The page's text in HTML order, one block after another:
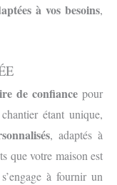
à vos besoins,
de confiancepour
étant unique,
, adaptés à
que votre maison est
à fournir un